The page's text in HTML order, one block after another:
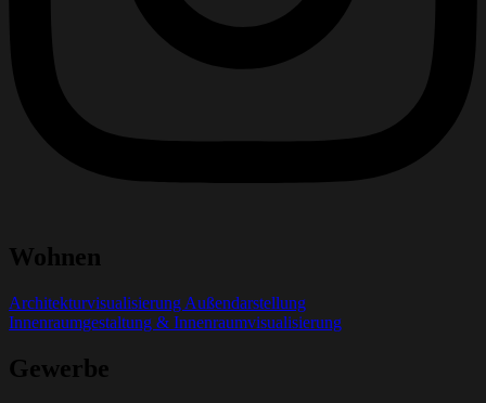
Wohnen
Architekturvisualisierung Außendarstellung
Innenraumgestaltung & Innenraumvisualisierung
Gewerbe